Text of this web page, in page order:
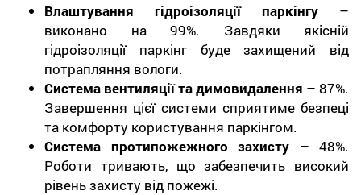
Влаштування гідроізоляції паркінгу –
виконано на 99%. Завдяки якісній
гідроізоляції паркінг буде захищений від
потрапляння вологи.
Система вентиляції та димовидалення – 87%.
Завершення цієї системи сприятиме безпеці
та комфорту користування паркінгом.
Система протипожежного захисту – 48%.
Роботи тривають, що забезпечить високий
рівень захисту від пожежі.